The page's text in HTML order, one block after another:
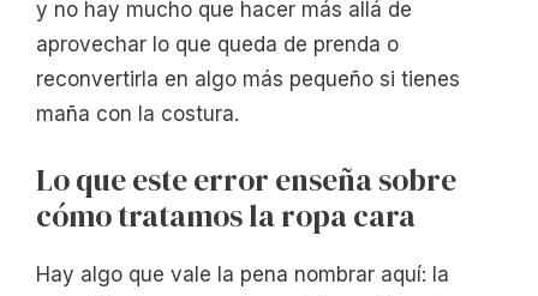
y no hay mucho que hacer más allá de
aprovechar lo que queda de prenda o
reconvertirla en algo más pequeño si tienes
maña con la costura.
Lo que este error enseña sobre
cómo tratamos la ropa cara
Hay algo que vale la pena nombrar aquí: la